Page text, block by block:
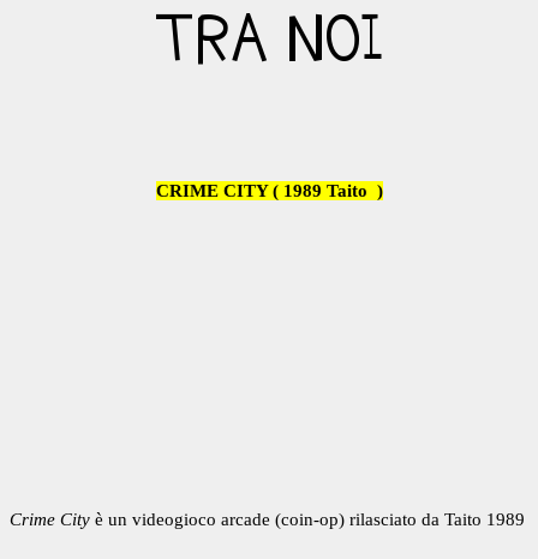
TRA NOI
CRIME CITY ( 1989 Taito )
Crime City è un videogioco arcade (coin-op) rilasciato da Taito 1989